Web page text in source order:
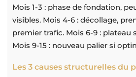
Mois 1-3 : phase de fondation,
visibles. Mois 4-6 : décollage,
premier trafic. Mois 6-9 : plateau
Mois 9-15 : nouveau palier si
Les 3 causes structurelles du